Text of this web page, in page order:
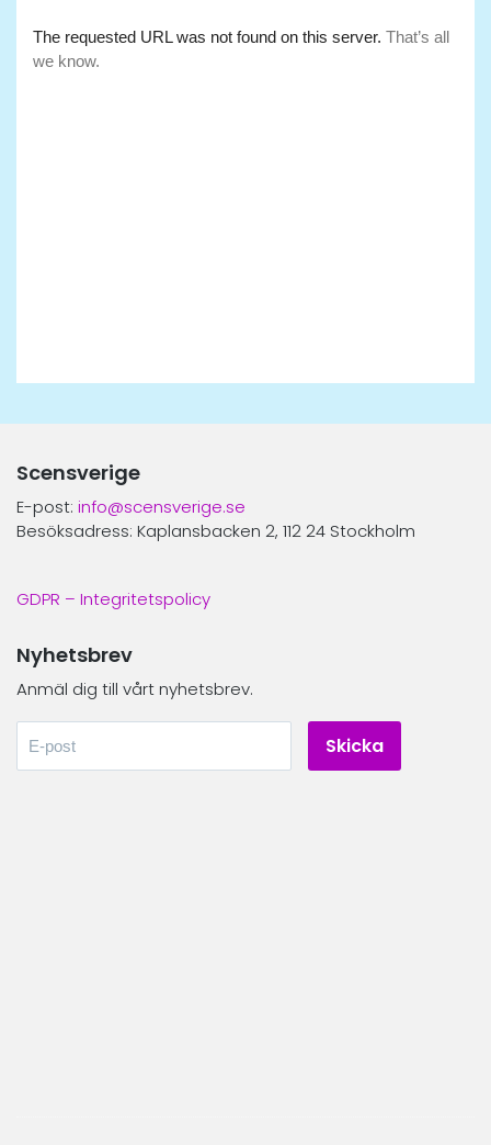
Scensverige
E-post: info@scensverige.se
Besöksadress: Kaplansbacken 2, 112 24 Stockholm
GDPR – Integritetspolicy
Nyhetsbrev
Anmäl dig till vårt nyhetsbrev.